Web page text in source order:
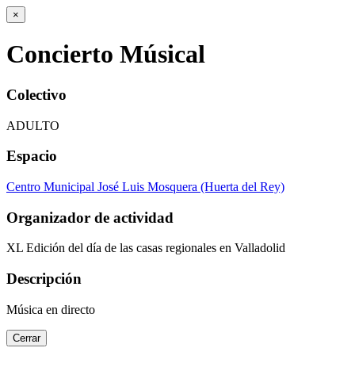
×
Concierto Músical
Colectivo
ADULTO
Espacio
Centro Municipal José Luis Mosquera (Huerta del Rey)
Organizador de actividad
XL Edición del día de las casas regionales en Valladolid
Descripción
Música en directo
Cerrar